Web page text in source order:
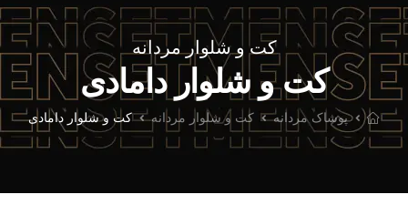
کت و شلوار مردانه
کت و شلوار دامادی
پوشاک مردانه کت و شلوار مردانه کت و شلوار دامادی